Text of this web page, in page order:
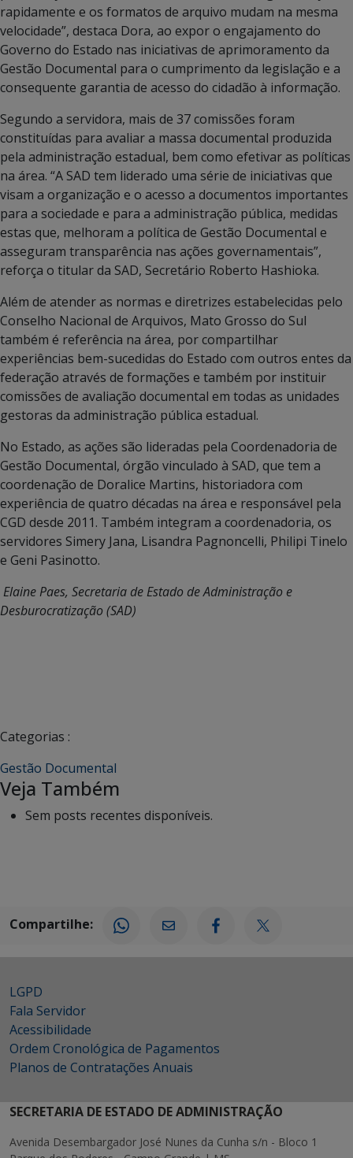
rapidamente e os formatos de arquivo mudam na mesma
velocidade”, destaca Dora, ao expor o engajamento do
Governo do Estado nas iniciativas de aprimoramento da
Gestão Documental para o cumprimento da legislação e a
consequente garantia de acesso do cidadão à informação.
Segundo a servidora, mais de 37 comissões foram
constituídas para avaliar a massa documental produzida
pela administração estadual, bem como efetivar as políticas
na área. “A SAD tem liderado uma série de iniciativas que
visam a organização e o acesso a documentos importantes
para a sociedade e para a administração pública, medidas
estas que, melhoram a política de Gestão Documental e
asseguram transparência nas ações governamentais”,
reforça o titular da SAD, Secretário Roberto Hashioka.
Além de atender as normas e diretrizes estabelecidas pelo
Conselho Nacional de Arquivos, Mato Grosso do Sul
também é referência na área, por compartilhar
experiências bem-sucedidas do Estado com outros entes da
federação através de formações e também por instituir
comissões de avaliação documental em todas as unidades
gestoras da administração pública estadual.
No Estado, as ações são lideradas pela Coordenadoria de
Gestão Documental, órgão vinculado à SAD, que tem a
coordenação de Doralice Martins, historiadora com
experiência de quatro décadas na área e responsável pela
CGD desde 2011. Também integram a coordenadoria, os
servidores Simery Jana, Lisandra Pagnoncelli, Philipi Tinelo
e Geni Pasinotto.
Elaine Paes, Secretaria de Estado de Administração e
Desburocratização (SAD)
Categorias :
Gestão Documental
Veja Também
Sem posts recentes disponíveis.
Compartilhe:
LGPD
Fala Servidor
Acessibilidade
Ordem Cronológica de Pagamentos
Planos de Contratações Anuais
SECRETARIA DE ESTADO DE ADMINISTRAÇÃO
Avenida Desembargador José Nunes da Cunha s/n - Bloco 1